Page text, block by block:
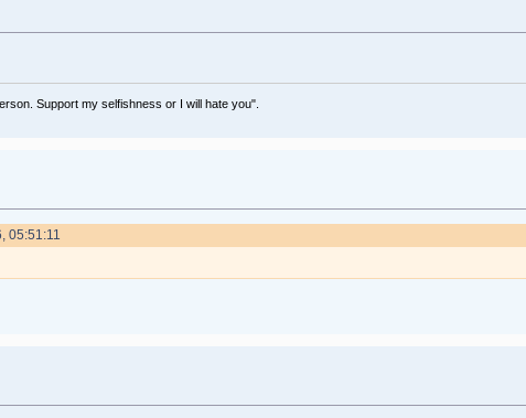
Support my selfishness or I will hate you".
05:51:11